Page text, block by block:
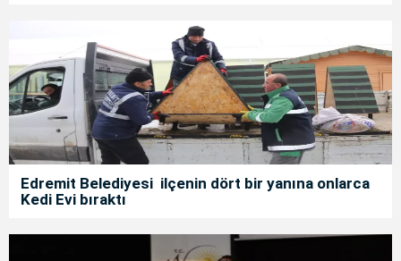
Edremit Belediyesi ilçenin dört bir yanına onlarca
Kedi Evi bıraktı